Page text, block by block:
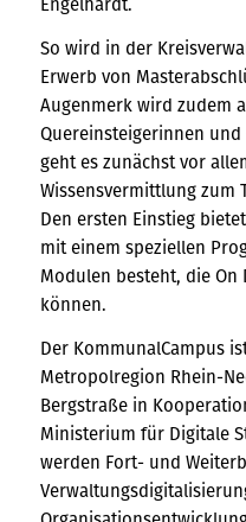
So wird in der
Erwerb von
Augenmerk wird zudem
Quereinsteigerinnen
geht es zunächst vor
Wissensvermittlung zum
Den ersten Einstieg
mit einem speziellen
Modulen besteht, die
können.
Der KommunalCampus
Metropolregion Rhein-
Bergstraße in
Ministerium für Digitale
werden Fort- und